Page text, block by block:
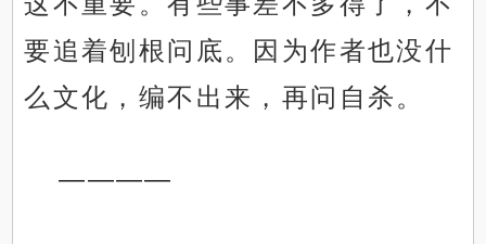
要追着刨根问底。因为作者也没什
么文化，编不出来，再问自杀。
————